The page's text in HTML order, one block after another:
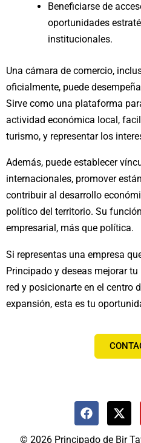
Beneficiarse de
oportunidades
institucionales.
Una cámara de comercio,
oficialmente, puede
Sirve como una plataforma
actividad económica local,
turismo, y representar los
Además, puede establecer
internacionales, promover
contribuir al desarrollo
político del territorio. Su
empresarial, más que política.
Si representas una empresa
Principado y deseas mejorar
red y posicionarte en el centro
expansión, esta es tu
F
a
X
-
© 2026 Principado de Bir